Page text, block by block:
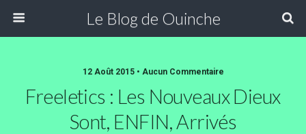
Le Blog de Ouinche
12 Août 2015 • Aucun Commentaire
Freeletics : Les Nouveaux Dieux
Sont, ENFIN, Arrivés